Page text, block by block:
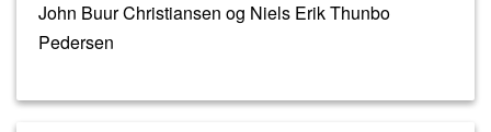
John Buur Christiansen og Niels Erik Thunbo
Pedersen